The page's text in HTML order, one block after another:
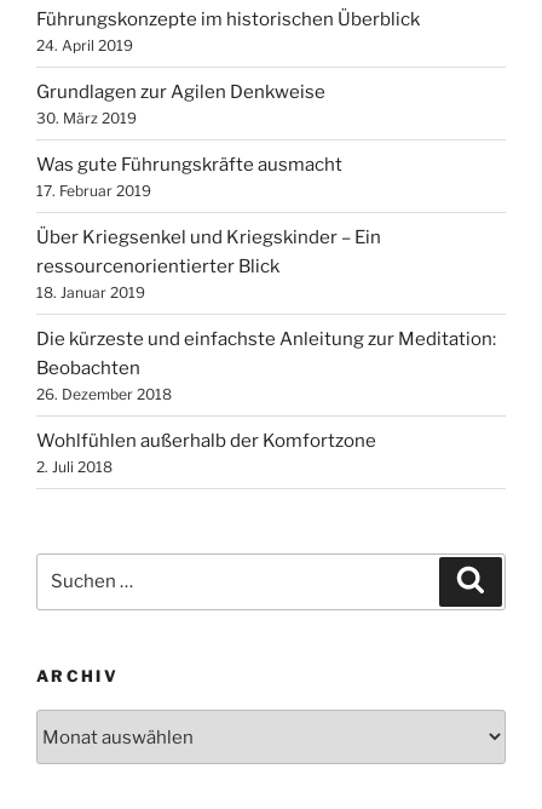
Führungskonzepte im historischen Überblick
24. April 2019
Grundlagen zur Agilen Denkweise
30. März 2019
Was gute Führungskräfte ausmacht
17. Februar 2019
Über Kriegsenkel und Kriegskinder – Ein
ressourcenorientierter Blick
18. Januar 2019
Die kürzeste und einfachste Anleitung zur Meditation:
Beobachten
26. Dezember 2018
Wohlfühlen außerhalb der Komfortzone
2. Juli 2018
nach:
ARCHIV